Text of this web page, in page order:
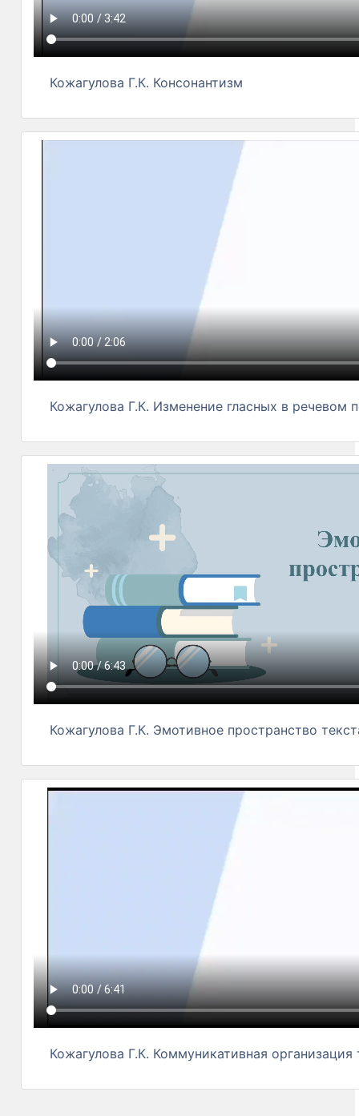
Кожагулова Г.К. Консонантизм
Кожагулова Г.К. Изменение гласных в речевом
Кожагулова Г.К. Эмотивное пространство
Кожагулова Г.К. Коммуникативная организация